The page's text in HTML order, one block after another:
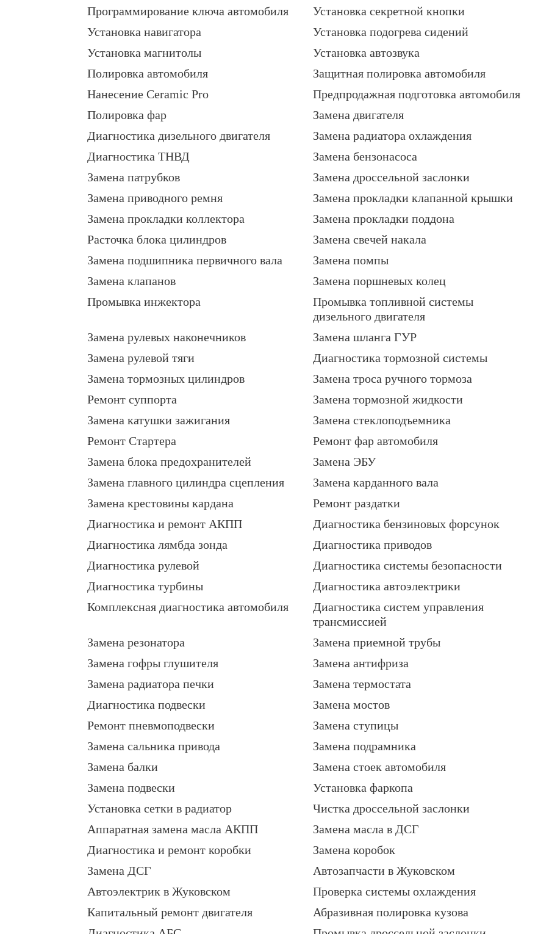
Программирование ключа автомобиля
Установка секретной кнопки
Установка навигатора
Установка подогрева сидений
Установка магнитолы
Установка автозвука
Полировка автомобиля
Защитная полировка автомобиля
Нанесение Ceramic Pro
Предпродажная подготовка автомобиля
Полировка фар
Замена двигателя
Диагностика дизельного двигателя
Замена радиатора охлаждения
Диагностика ТНВД
Замена бензонасоса
Замена патрубков
Замена дроссельной заслонки
Замена приводного ремня
Замена прокладки клапанной крышки
Замена прокладки коллектора
Замена прокладки поддона
Расточка блока цилиндров
Замена свечей накала
Замена подшипника первичного вала
Замена помпы
Замена клапанов
Замена поршневых колец
Промывка инжектора
Промывка топливной системы
дизельного двигателя
Замена рулевых наконечников
Замена шланга ГУР
Замена рулевой тяги
Диагностика тормозной системы
Замена тормозных цилиндров
Замена троса ручного тормоза
Ремонт суппорта
Замена тормозной жидкости
Замена катушки зажигания
Замена стеклоподъемника
Ремонт Стартера
Ремонт фар автомобиля
Замена блока предохранителей
Замена ЭБУ
Замена главного цилиндра сцепления
Замена карданного вала
Замена крестовины кардана
Ремонт раздатки
Диагностика и ремонт АКПП
Диагностика бензиновых форсунок
Диагностика лямбда зонда
Диагностика приводов
Диагностика рулевой
Диагностика системы безопасности
Диагностика турбины
Диагностика автоэлектрики
Комплексная диагностика автомобиля
Диагностика систем управления
трансмиссией
Замена резонатора Замена приемной трубы
Замена гофры глушителя
Замена антифриза
Замена радиатора печки
Замена термостата
Диагностика подвески
Замена мостов
Ремонт пневмоподвески
Замена ступицы
Замена сальника привода
Замена подрамника
Замена балки
Замена стоек автомобиля
Замена подвески
Установка фаркопа
Установка сетки в радиатор
Чистка дроссельной заслонки
Аппаратная замена масла АКПП
Замена масла в ДСГ
Диагностика и ремонт коробки
Замена коробок
Замена ДСГ
Автозапчасти в Жуковском
Автоэлектрик в Жуковском
Проверка системы охлаждения
Капитальный ремонт двигателя
Абразивная полировка кузова